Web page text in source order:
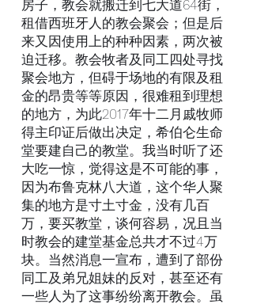
房子，教会就搬迁到七大道64街，
租借西班牙人的教会聚会；但是后
来又因使用上的种种因素，两次被
迫迁移。教会牧者及同工四处寻找
聚会地方，但碍于场地的有限及租
金的昂贵等等原因，很难租到理想
的地方，为此2017年十二月戚牧师
得主印证后做出决定，希伯仑生命
堂要建自己的教堂。我当时听了还
大吃一惊，觉得这是不可能的事，
因为布鲁克林八大道，这个华人聚
集的地方是寸土寸金，没有几百
万，要买教堂，谈何容易，况且当
时教会的建堂基金总共才不过4万
块。当然消息一宣布，遭到了部份
同工及弟兄姐妹的反对，甚至还有
一些人为了这事纷纷离开教会。虽